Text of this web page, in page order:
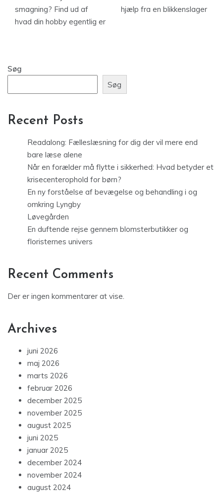
smagning? Find ud af
hvad din hobby egentlig er
hjælp fra en blikkenslager
Søg
Søg
Recent Posts
Readalong: Fælleslæsning for dig der vil mere end
bare læse alene
Når en forælder må flytte i sikkerhed: Hvad betyder et
krisecenterophold for børn?
En ny forståelse af bevægelse og behandling i og
omkring Lyngby
Løvegården
En duftende rejse gennem blomsterbutikker og
floristernes univers
Recent Comments
Der er ingen kommentarer at vise.
Archives
juni 2026
maj 2026
marts 2026
februar 2026
december 2025
november 2025
august 2025
juni 2025
januar 2025
december 2024
november 2024
august 2024